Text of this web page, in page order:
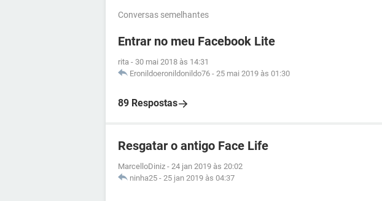
Conversas semelhantes
Entrar no meu Facebook Lite
rita - 30 mai 2018 às 14:31
Eronildoeronildonildo76 - 25 mai 2019 às 01:30
89 Respostas
Resgatar o antigo Face Life
MarcelloDiniz - 24 jan 2019 às 20:02
ninha25 - 25 jan 2019 às 04:37